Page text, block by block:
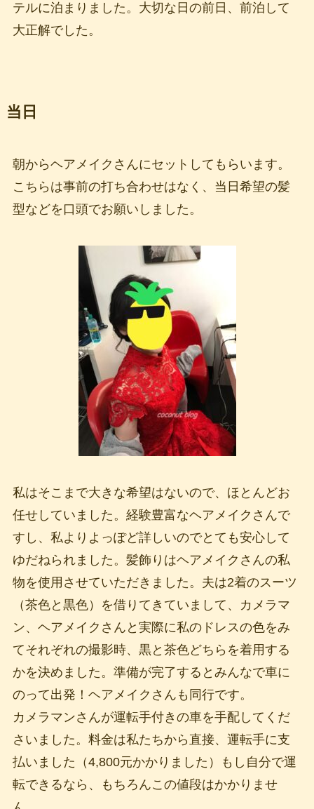
テルに泊まりました。大切な日の前日、前泊して
大正解でした。
当日
朝からヘアメイクさんにセットしてもらいます。
こちらは事前の打ち合わせはなく、当日希望の髪
型などを口頭でお願いしました。
私はそこまで大きな希望はないので、ほとんどお
任せしていました。経験豊富なヘアメイクさんで
すし、私よりよっぽど詳しいのでとても安心して
ゆだねられました。髪飾りはヘアメイクさんの私
物を使用させていただきました。夫は2着のスーツ
（茶色と黒色）を借りてきていまして、カメラマ
ン、ヘアメイクさんと実際に私のドレスの色をみ
てそれぞれの撮影時、黒と茶色どちらを着用する
かを決めました。準備が完了するとみんなで車に
のって出発！ヘアメイクさんも同行です。
カメラマンさんが運転手付きの車を手配してくだ
さいました。料金は私たちから直接、運転手に支
払いました（4,800元かかりました）もし自分で運
転できるなら、もちろんこの値段はかかりませ